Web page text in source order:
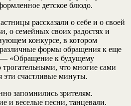
детское блюдо.
рассказали о себе и о своей
о семейных своих радостях и
конкурсе, в котором
формы обращения к еще
«Обращение к будущему
трогательными, что многие сами
эти счастливые минуты.
запомнились зрителям.
и веселые песни, танцевали.